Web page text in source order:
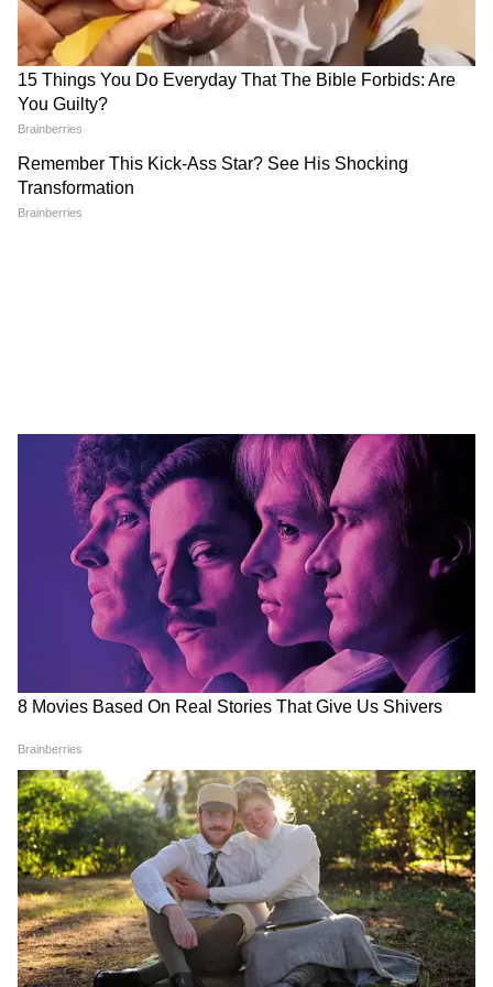
था, बल्कि यह शोक के अंत और एक बहुत बड़ी रियासती
जिम्मेदारी को संभालने का प्रतीक था। जब तेजस्वी के माथे
पर राजशाही तिलक लगाया गया, तो वहां मौजूद बुजुर्गों
की आंखें भर आईं। यह लैंगिक समानता की दिशा में एक
समय पहले तक असंभव थी।
के विकास की जिम्मेदारी है। इस ऐतिहासिक पल के बाद
जब तेजस्वी से बात की गई, तो उनकी बातों में एक गजब
का सस्पेंस और आत्मविश्वास नजर आया। उन्होंने बेहद
परिपक्वता से कहा कि वह अपनी पढ़ाई को कभी नहीं
छोड़ेंगी और शिक्षा पर पूरा ध्यान देने के साथ-साथ उन्हें
सौंपी गई इन नई और भारी-भरकम जिम्मेदारियों को भी
बखूबी निभाएंगी। तेजस्वी ने संकल्प लिया कि वे अपने
दिवंगत पिता के उस अधूरे विज़न और सपनों को पूरा करने
की दिशा में काम करेंगी, जो उन्होंने इस गांव के विकास के
लिए देखे थे। ग्रामीण इस कदम को बदलते भारत और
आधुनिक सामाजिक सोच का एक बेहतरीन उदाहरण मान
रहे हैं, जहां परंपराओं को खत्म किए बिना उन्हें समानता
के तराजू पर तौला गया है।
क्या बदल रही है राजस्थान की सामाजिक सोच?
स्थानीय लोगों ने इस फैसले को केवल एक पारिवारिक
निर्णय नहीं, बल्कि बदलते सामाजिक दृष्टिकोण का प्रतीक
बताया। उनका मानना है कि परंपराओं का सम्मान करते